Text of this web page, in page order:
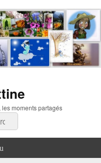
moments partagés